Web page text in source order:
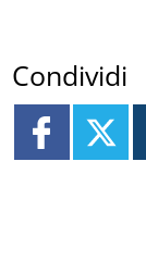
Condividi